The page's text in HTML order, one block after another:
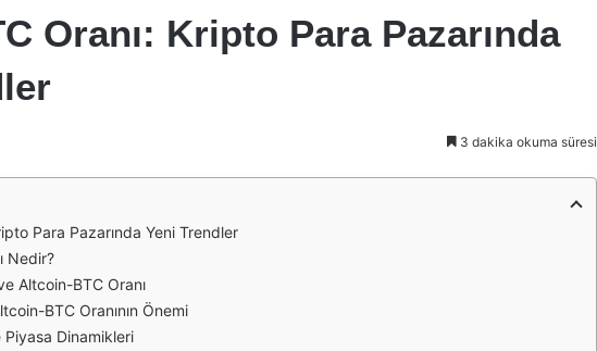
Oranı: Kripto Para Pazarında
3 dakika okuma süresi
Para Pazarında Yeni Trendler
Nedir?
Altcoin-BTC Oranı
BTC Oranının Önemi
Piyasa Dinamikleri